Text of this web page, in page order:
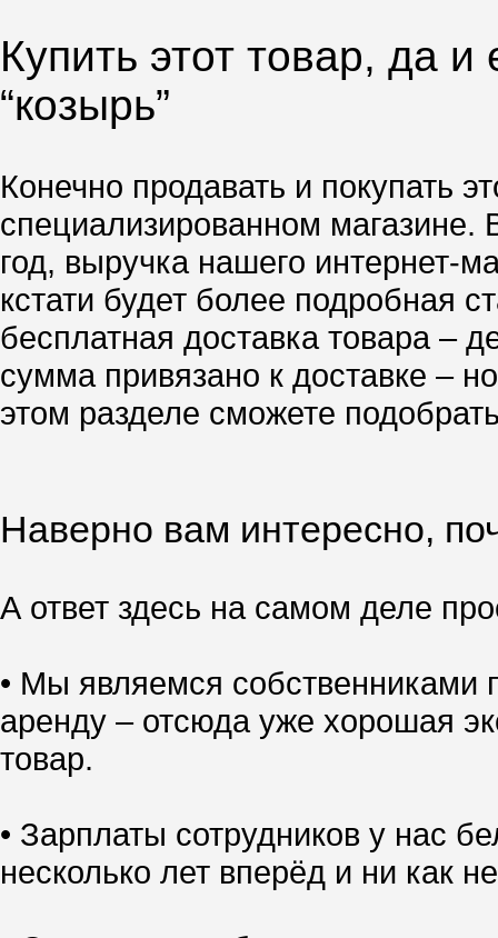
Купить этот товар, да
“козырь”
Конечно продавать и покупать
специализированном магазине.
год, выручка нашего интернет-
кстати будет более подробная
бесплатная доставка товара –
сумма привязано к доставке –
этом разделе сможете
Наверно вам интересно,
А ответ здесь на самом деле
• Мы являемся собственниками
аренду – отсюда уже хорошая
товар.
• Зарплаты сотрудников у нас
несколько лет вперёд и ни как